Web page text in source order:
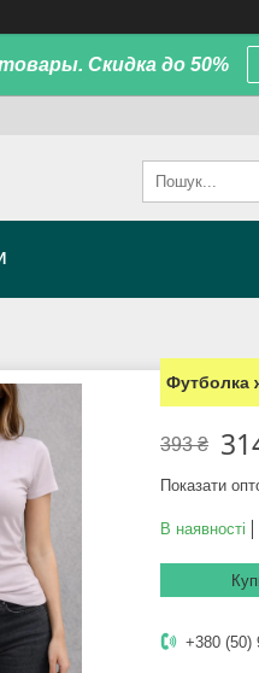
Скидка до 50%
Футболка
393 ₴
Показати
В наявності
+380 (50)